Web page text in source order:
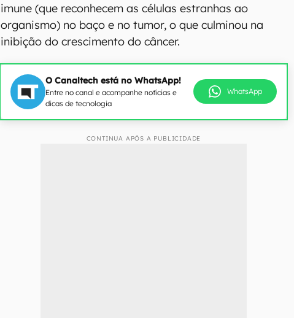
imune (que reconhecem as células estranhas ao
organismo) no baço e no tumor, o que culminou na
inibição do crescimento do câncer.
O Canaltech está no WhatsApp!
Entre no canal e acompanhe notícias e
dicas de tecnologia
WhatsApp
CONTINUA APÓS A PUBLICIDADE